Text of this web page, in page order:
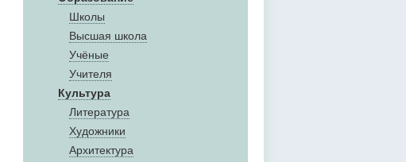
Школы
Высшая школа
Учёные
Учителя
Культура
Литература
Художники
Aрхитектура